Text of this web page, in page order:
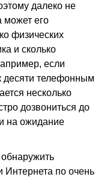
далеко не
может его
физических
и сколько
если
десяти телефонным
несколько
дозвониться до
на ожидание
Интернета по очень